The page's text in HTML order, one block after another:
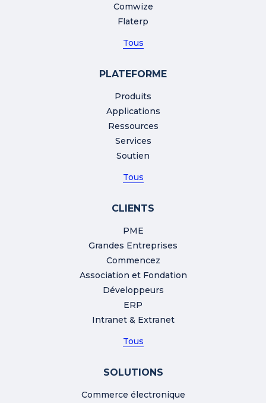
Comwize
Flaterp
Tous
PLATEFORME
Produits
Applications
Ressources
Services
Soutien
Tous
CLIENTS
PME
Grandes Entreprises
Commencez
Association et Fondation
Développeurs
ERP
Intranet & Extranet
Tous
SOLUTIONS
Commerce électronique